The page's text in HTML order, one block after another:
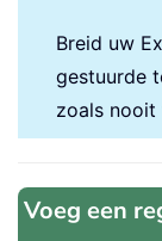
Breid uw
gestuurde
zoals nooit
Voeg een